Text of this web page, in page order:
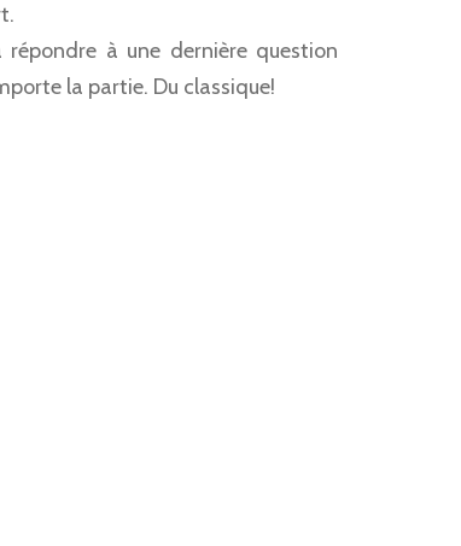
à une dernière question
la partie. Du classique!